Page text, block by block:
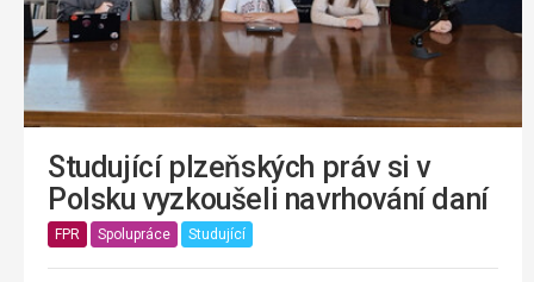
Studující plzeňských práv si v
Polsku vyzkoušeli navrhování daní
FPR Spolupráce Studující